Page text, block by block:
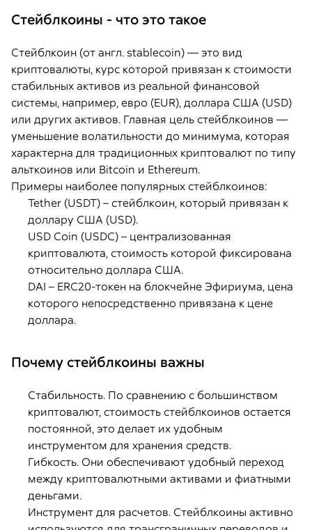
Стейблкоины - что это такое
Стейблкоин (от англ. stablecoin) — это вид
криптовалюты, курс которой привязан к стоимости
стабильных активов из реальной финансовой
системы, например, евро (EUR), доллара США (USD)
или других активов. Главная цель стейблкоинов —
уменьшение волатильности до минимума, которая
характерна для традиционных криптовалют по типу
альткоинов или Bitcoin и Ethereum.
Примеры наиболее популярных стейблкоинов:
Tether (USDT) – стейблкоин, который привязан к
доллару США (USD).
USD Coin (USDC) – централизованная
криптовалюта, стоимость которой фиксирована
относительно доллара США.
DAI – ERC20-токен на блокчейне Эфириума, цена
которого непосредственно привязана к цене
доллара.
Почему стейблкоины важны
Стабильность. По сравнению с большинством
криптовалют, стоимость стейблкоинов остается
постоянной, это делает их удобным
инструментом для хранения средств.
Гибкость. Они обеспечивают удобный переход
между криптовалютными активами и фиатными
деньгами.
Инструмент для расчетов. Стейблкоины активно